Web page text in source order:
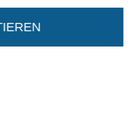
MwSt.
(France)